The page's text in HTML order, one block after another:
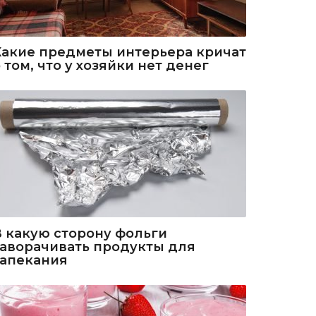
предметы интерьера кричат
том, что у хозяйки нет денег
какую сторону фольги
продукты для